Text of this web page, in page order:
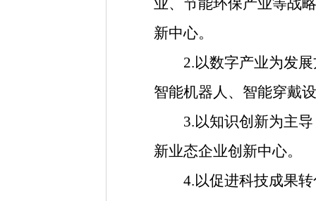
业、节能环保产业等战
新中心。
2.以数字产业为发展
智能机器人、智能穿戴
3.以知识创新为主导
新业态企业创新中心。
4.以促进科技成果转